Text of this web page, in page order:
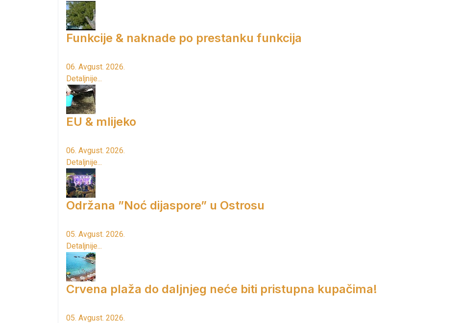
Funkcije & naknade po prestanku funkcija
06. Avgust. 2026.
Detaljnije...
EU & mlijeko
06. Avgust. 2026.
Detaljnije...
Održana ”Noć dijaspore” u Ostrosu
05. Avgust. 2026.
Detaljnije...
Crvena plaža do daljnjeg neće biti pristupna kupačima!
05. Avgust. 2026.